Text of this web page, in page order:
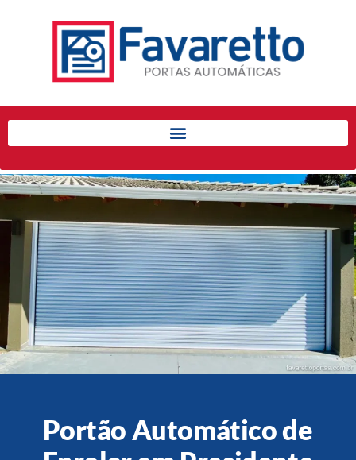
Início
Produtos
Porta de Enrolar Automática
Automatizadores
Acessórios Para Portas de
Enrolar
Pintura eletrostática
Portfólio
Contato
Acessórios
Automatização
Portão Automático de